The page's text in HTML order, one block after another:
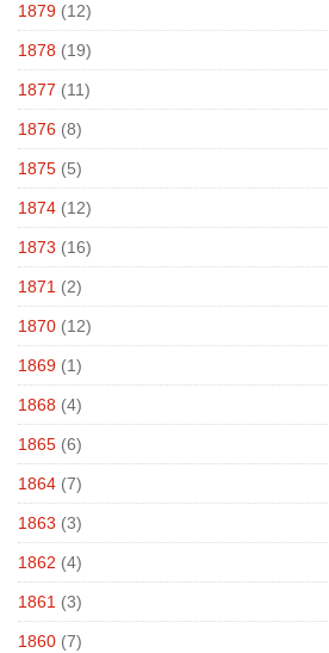
1879 (12)
1878 (19)
1877 (11)
1876 (8)
1875 (5)
1874 (12)
1873 (16)
1871 (2)
1870 (12)
1869 (1)
1868 (4)
1865 (6)
1864 (7)
1863 (3)
1862 (4)
1861 (3)
1860 (7)